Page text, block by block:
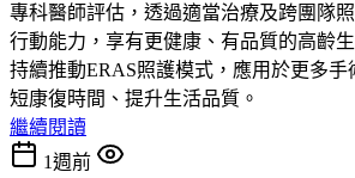
專科醫師評估，透過適當治療及跨團隊
行動能力，享有更健康、有品質的高齡
持續推動ERAS照護模式，應用於更多
短康復時間、提升生活品質。
繼續閱讀
1週前